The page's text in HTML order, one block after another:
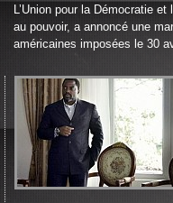
L’Union pour la Démocratie
au pouvoir, a annoncé une
américaines imposées le 30